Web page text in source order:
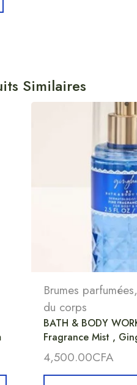
Similaires
Brumes parfumées,
du corps
BATH & BODY
Fragrance Mist ,
4,500.00CFA